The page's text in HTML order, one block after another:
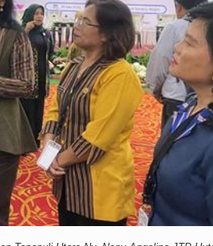
Penembakan Massal di